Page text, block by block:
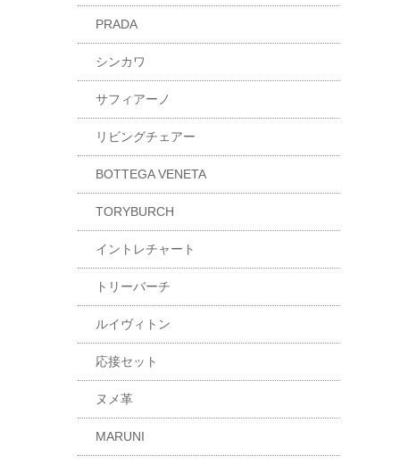
PRADA
シンカワ
サフィアーノ
リビングチェアー
BOTTEGA VENETA
TORYBURCH
イントレチャート
トリーバーチ
ルイヴィトン
応接セット
ヌメ革
MARUNI